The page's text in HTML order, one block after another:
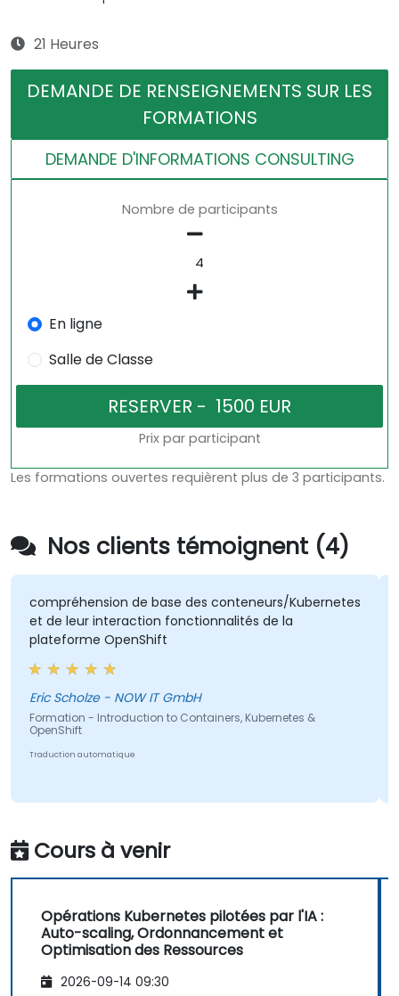
21 Heures
DEMANDE DE RENSEIGNEMENTS SUR LES
FORMATIONS
DEMANDE D'INFORMATIONS CONSULTING
Nombre de participants
En ligne
Salle de Classe
Prix par participant
Les formations ouvertes requièrent plus de 3 participants.
Nos clients témoignent (4)
de base des conteneurs/Kubernetes
de leur interaction fonctionnalités de la
OpenShift
Eric Scholze - NOW IT GmbH
- Introduction to Containers, Kubernetes &
automatique
Cours à venir
Opérations Kubernetes pilotées par l'IA :
Auto-scaling, Ordonnancement et
Optimisation des Ressources
2026-09-14 09:30